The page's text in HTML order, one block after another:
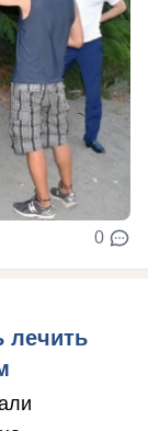
0
лечить